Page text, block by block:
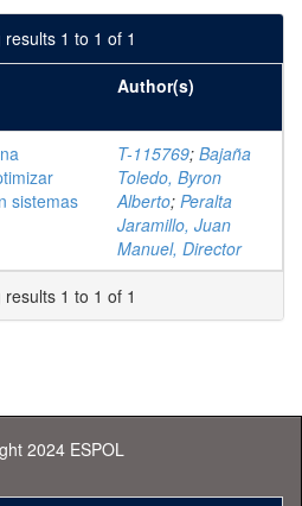
results 1 to 1 of 1
Author(s)
sistemas
T-115769; Bajaña
Toledo, Byron
Alberto; Peralta
Jaramillo, Juan
Manuel, Director
results 1 to 1 of 1
2024 ESPOL